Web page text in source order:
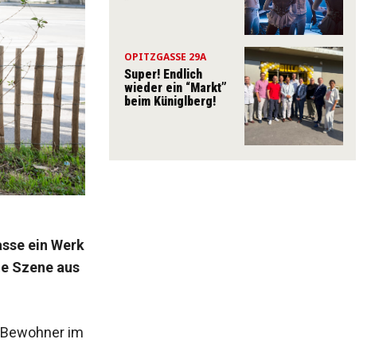
ein Werk
Szene aus
im
OPITZGASSE 29A
Super! Endlich
wieder ein “Markt”
beim Küniglberg!